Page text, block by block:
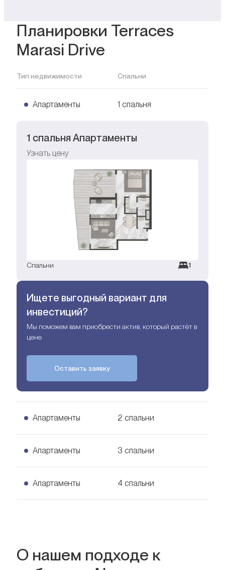
Планировки Terraces
Marasi Drive
Тип недвижимости Спальни
Апартаменты 1 спальня
1 спальня Апартаменты
Узнать цену
Спальни 1
Ищете выгодный вариант для
инвестиций?
Мы поможем вам приобрести актив, который растёт в
цене
Оставить заявку
Апартаменты 2 спальни
2 спальни Апартаменты
Узнать цену
Апартаменты 3 спальни
3 спальни Апартаменты
Узнать цену
Апартаменты 4 спальни
О нашем подходе к